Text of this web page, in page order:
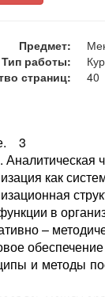
Предмет:
Тип работы:
страниц:
40
3
Аналитическая
как
в
–
и методы